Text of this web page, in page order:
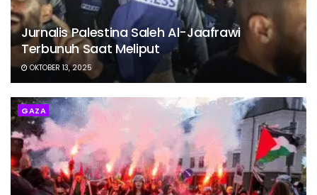
Jurnalis Palestina Saleh Al-Jaafrawi
Terbunuh Saat Meliput
OKTOBER 13, 2025
GAZA